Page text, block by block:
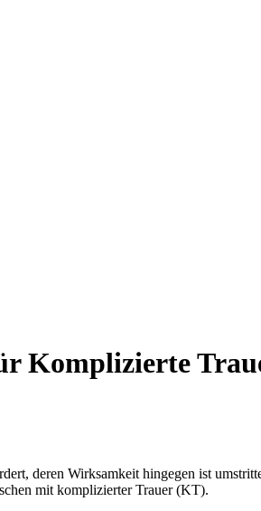
deren Wirksamkeit hingegen ist
mit komplizierter Trauer (KT).